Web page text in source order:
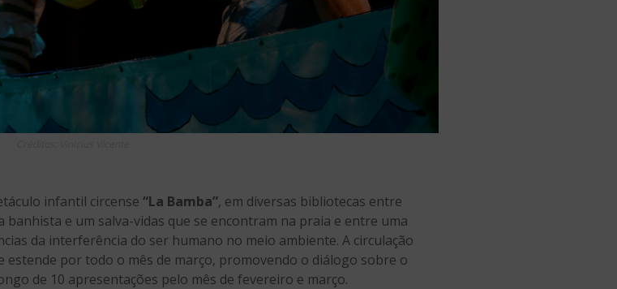
infantil circense “La Bamba”, em diversas bibliotecas entre
e um salva-vidas que se encontram na praia e entre uma
da interferência do ser humano no meio ambiente. A circulação
estende por todo o mês de março, promovendo o diálogo sobre o
de 10 apresentações pelo mês de fevereiro e março.